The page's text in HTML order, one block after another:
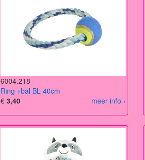
6004.218
Ring +bal BL 40cm
meer info ›
€ 3,40